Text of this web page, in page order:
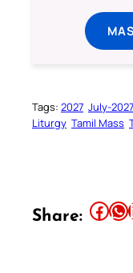
Tags: 2027 July-2027
Liturgy Tamil Mass
Share: Share this article on Facebook Share this article on WhatsApp Share